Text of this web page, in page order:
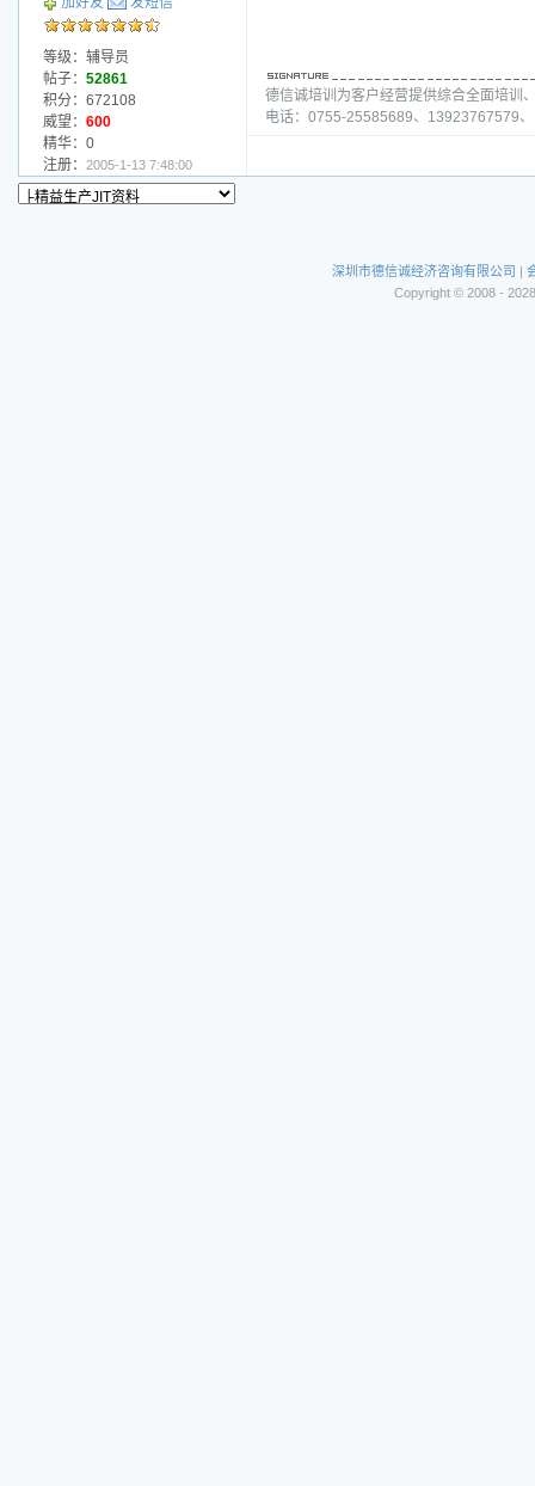
等级：辅导员
帖子： 52861
积分：672108
威望： 600
精华：0
注册： 2005-1-13 7:48:00
德信诚培训为客户经营提供综合全面培训
电话：0755-25585689、13923767579
深圳市德信诚经济咨询有限公司 |
Copyright © 2008 -